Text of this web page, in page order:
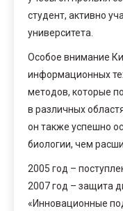
студент, активно
университета.
Особое внимание
информационных
методов, которые
в различных
он также успешно
биологии, чем
2005 год –
2007 год – защита
«Инновационные